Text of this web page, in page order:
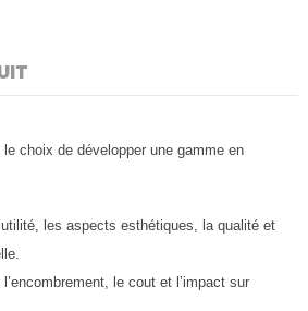
choix de développer une gamme en
les aspects esthétiques, la qualité et
le cout et l’impact sur